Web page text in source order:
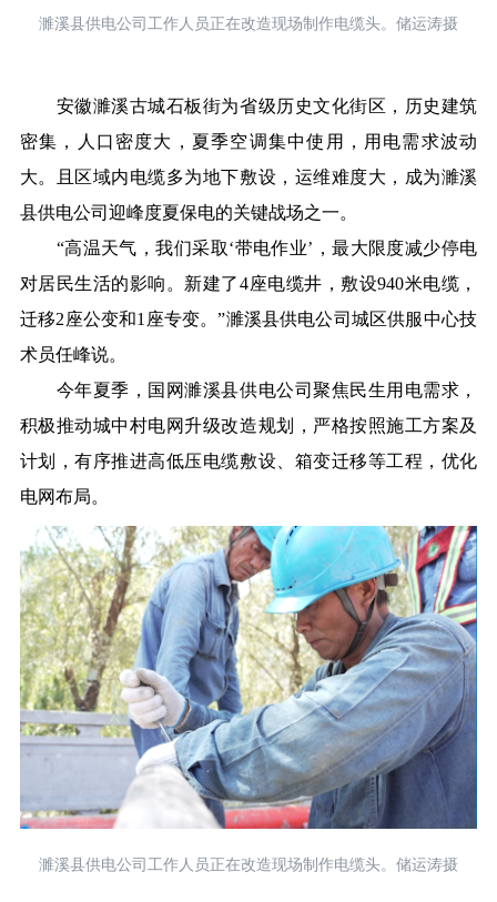
濉溪县供电公司工作人员正在改造现场制作电缆头。储运涛摄
安徽濉溪古城石板街为省级历史文化街区，历史建筑
密集，人口密度大，夏季空调集中使用，用电需求波动
大。且区域内电缆多为地下敷设，运维难度大，成为濉溪
县供电公司迎峰度夏保电的关键战场之一。
“高温天气，我们采取‘带电作业’，最大限度减少停电
对居民生活的影响。新建了4座电缆井，敷设940米电缆，
迁移2座公变和1座专变。”濉溪县供电公司城区供服中心技
术员任峰说。
今年夏季，国网濉溪县供电公司聚焦民生用电需求，
积极推动城中村电网升级改造规划，严格按照施工方案及
计划，有序推进高低压电缆敷设、箱变迁移等工程，优化
电网布局。
濉溪县供电公司工作人员正在改造现场制作电缆头。储运涛摄